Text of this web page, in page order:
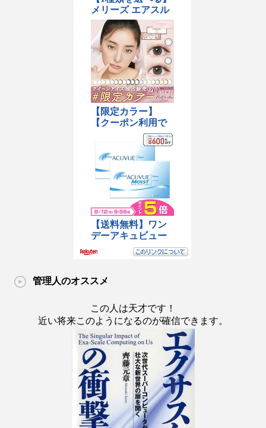
管理人のオススメ
この人は天才です！
近い将来このようになるのが確信できます。